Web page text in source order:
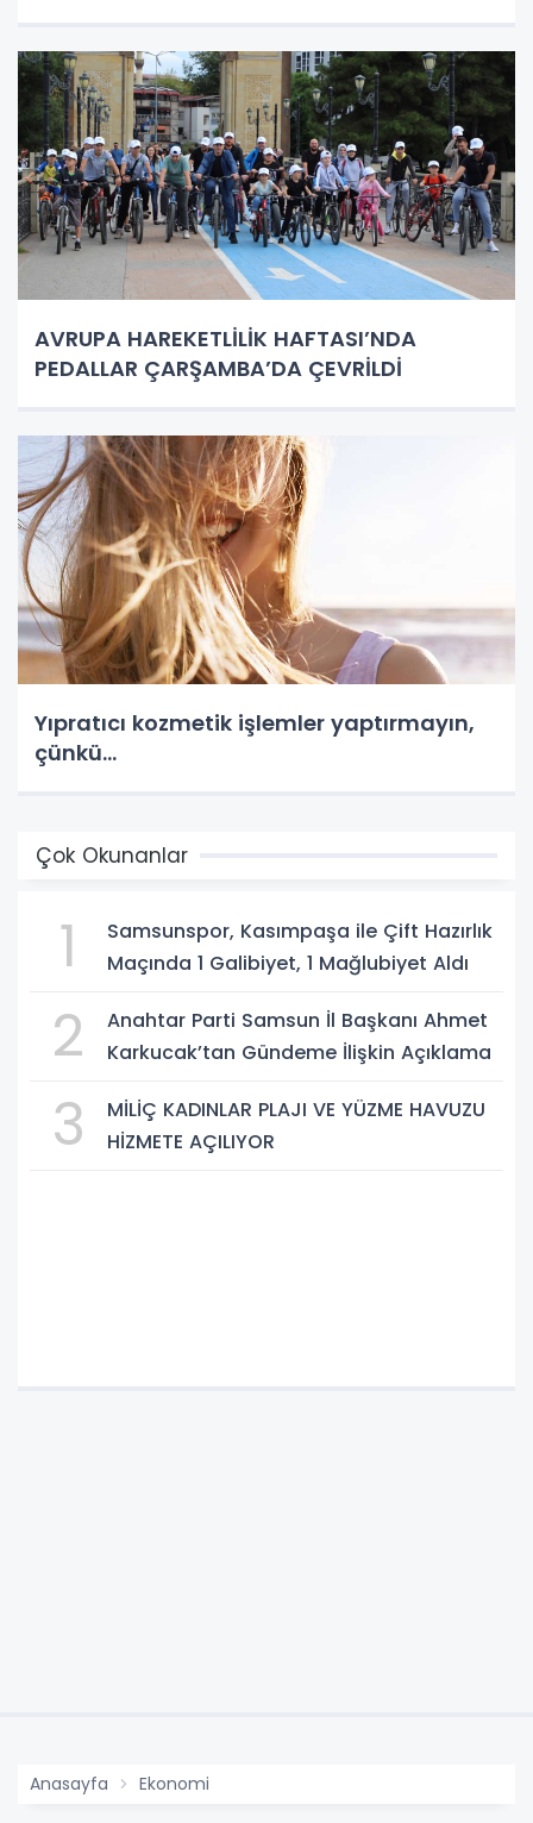
AVRUPA HAREKETLİLİK HAFTASI’NDA
PEDALLAR ÇARŞAMBA’DA ÇEVRİLDİ
Yıpratıcı kozmetik işlemler yaptırmayın,
çünkü…
Çok Okunanlar
1
Samsunspor, Kasımpaşa ile Çift Hazırlık
Maçında 1 Galibiyet, 1 Mağlubiyet Aldı
2
Anahtar Parti Samsun İl Başkanı Ahmet
Karkucak’tan Gündeme İlişkin Açıklama
3
MİLİÇ KADINLAR PLAJI VE YÜZME HAVUZU
HİZMETE AÇILIYOR
Anasayfa Ekonomi